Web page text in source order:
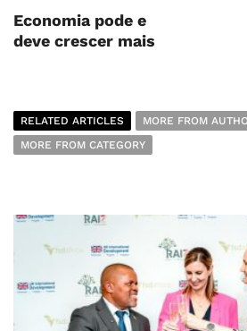
Economia pode e
deve crescer mais
RELATED ARTICLES
MORE FROM
MORE FROM CATEGORY